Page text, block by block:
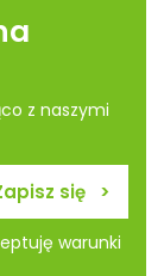
z naszymi
warunki